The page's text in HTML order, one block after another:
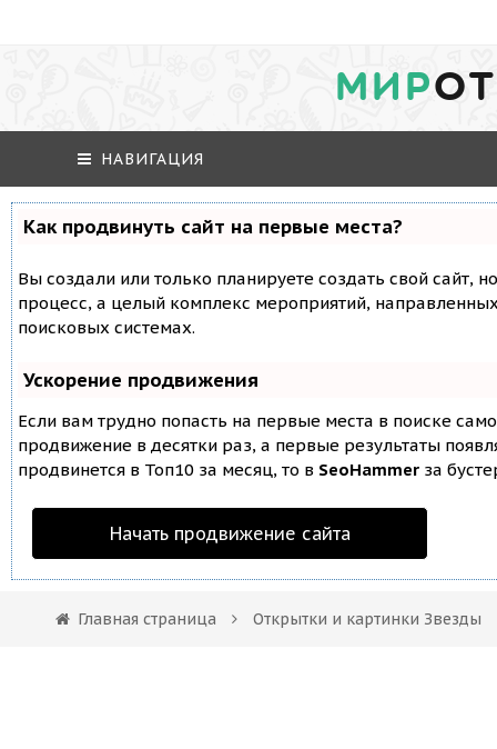
МИР
НАВИГАЦИЯ
Как продвинуть сайт на первые места?
Вы создали или только планируете создать свой сайт,
процесс, а целый комплекс мероприятий,
поисковых системах.
Ускорение продвижения
Если вам трудно попасть на первые места в поиске
продвижение в десятки раз, а первые результаты
продвинется в Топ10 за месяц, то в SeoHammer за
Начать продвижение сайта
Главная страница Открытки и картинки Звезды